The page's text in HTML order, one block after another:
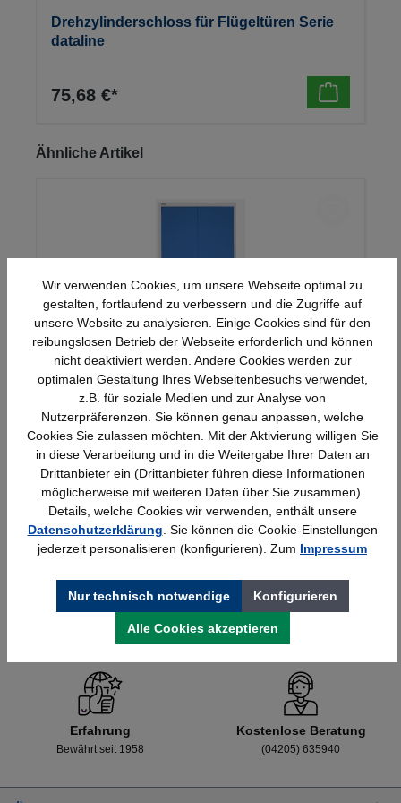
Drehzylinderschloss für Flügeltüren Serie
dataline
75,68 €*
Produktgalerie überspringen
Ähnliche Artikel
Stahl-Flügeltürenschrank Serie 950
428,40 €* Details
Schnelle Lieferung
Bundesweit
Topmarken
Faire Preise
Erfahrung
Bewährt seit 1958
Kostenlose Beratung
(04205) 635940
Wir verwenden Cookies, um unsere Webseite optimal zu
gestalten, fortlaufend zu verbessern und die Zugriffe auf
unsere Website zu analysieren. Einige Cookies sind für den
reibungslosen Betrieb der Webseite erforderlich und können
nicht deaktiviert werden. Andere Cookies werden zur
optimalen Gestaltung Ihres Webseitenbesuchs verwendet,
z.B. für soziale Medien und zur Analyse von
Nutzerpräferenzen. Sie können genau anpassen, welche
Cookies Sie zulassen möchten. Mit der Aktivierung willigen Sie
in diese Verarbeitung und in die Weitergabe Ihrer Daten an
Drittanbieter ein (Drittanbieter führen diese Informationen
möglicherweise mit weiteren Daten über Sie zusammen).
Details, welche Cookies wir verwenden, enthält unsere
Datenschutzerklärung . Sie können die Cookie-Einstellungen
jederzeit personalisieren (konfigurieren). Zum Impressum
Nur technisch notwendige Konfigurieren
Alle Cookies akzeptieren